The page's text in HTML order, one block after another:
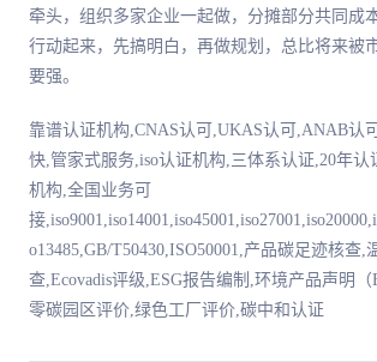
牵头，组织多家企业一起做，分摊部分共同成
行动起来，先搞明白，再做规划，总比将来被
要强。
靠谱认证机构,CNAS认可,UKAS认可,ANAB认
快,管家式服务,iso认证机构,三体系认证,20年认
机构,全国业务可
接
o13485,GB/T50430,ISO50001,产品碳足迹核查,
查,Ecovadis评级,ESG报告编制,环境产品声明
零碳园区评价,绿色工厂评价,碳中和认证